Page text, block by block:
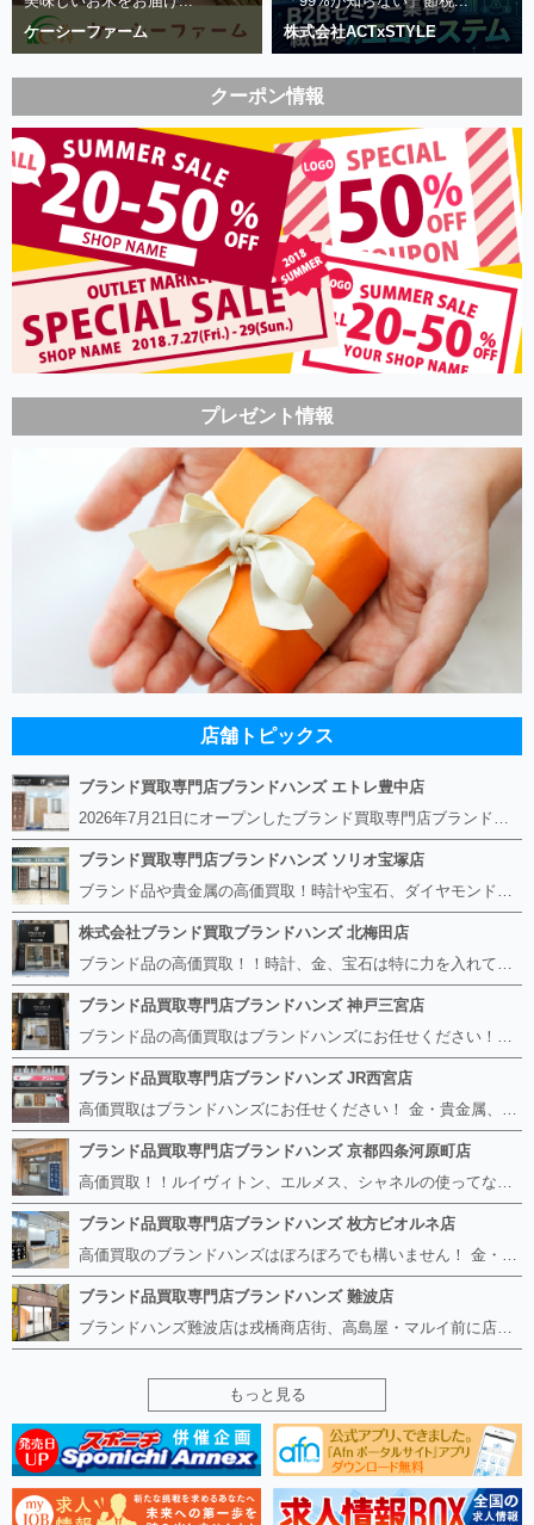
ケーシーファーム
株式会社ACTxSTYLE
クーポン情報
プレゼント情報
店舗トピックス
ブランド買取専門店ブランドハンズ エトレ豊中店
2026年7月21日にオープンしたブランド買取専門店ブランドハンズ エトレ豊中店です。 阪急豊中駅直結のショッピングモール エトレとよなかの１階に店舗がございます。 金・貴金属、ブランド品、時計、宝石などその他ブランド食器や美容機器、ブランド香水や化粧品などの取り扱いもございます。 熟練の鑑定士が親切・丁寧に接客、査定をさせていただきます。 査定だけでもOK。お気軽にご来店下さいませ！
ブランド買取専門店ブランドハンズ ソリオ宝塚店
ブランド品や貴金属の高価買取！時計や宝石、ダイヤモンドなど家に眠っているものがあったら捨てる前にブランドハンズへお越しください。 査定料は無料、お値段が付くものかお調べいたします！ 宅配買取もありますので使っていない古いルイヴィトンのバッグや財布、壊れているオメガの時計、千切れている金のネックレスや指輪、小型家電も取り扱っておりますのでお気軽にご利用下さい☆ その他ブランド食器、銀シルバー製品、美容機器、脱毛器、スマホなど幅広く取り扱っております！
株式会社ブランド買取ブランドハンズ 北梅田店
ブランド品の高価買取！！時計、金、宝石は特に力を入れています！ ルイヴィトン、シャネル、ロレックス、エルメスはもちろん、グッチ、プラダ、セリーヌ、フェンディなどなど、 その他ブランド食器、銀シルバー製品、美容機器、脱毛器、スマホなど幅広く取り扱っているので まずは無料査定にお越しください！ 手数料は全て無料！全国対応の宅配買取も行っておりますのでお気軽にご連絡下さい！
ブランド品買取専門店ブランドハンズ 神戸三宮店
ブランド品の高価買取はブランドハンズにお任せください！！ 高騰し続けている金・貴金属はもちろん、ルイヴィトン、エルメス、シャネル、ロレックスは特に力を入れております。 その他ブランド食器、銀シルバー製品、美容機器、脱毛器、スマホなど幅広く取り扱っております！ 鑑定士は経験豊富で親切丁寧な対応を心がけております。 鑑定書がないものでもしっかり見させて頂きます。
ブランド品買取専門店ブランドハンズ JR西宮店
高価買取はブランドハンズにお任せください！ 金・貴金属、ルイヴィトン、エルメス、シャネル、ロレックスは特に力を入れておりますが、 他店で断られたボロボロになったバッグや財布、壊れたブランド品、時計、千切れた貴金属もお買取り可能です。 経験豊富な鑑定士が宝石やダイヤモンドの鑑定書がないものでもしっかり見させて頂きます。 その他ブランド食器、銀シルバー製品、美容機器、脱毛器、スマホなど幅広く取り扱っております！ 是非お気軽にお越しください。
ブランド品買取専門店ブランドハンズ 京都四条河原町店
高価買取！！ルイヴィトン、エルメス、シャネルの使ってないものなど ブランドハンズならボロボロでも構いません。 他店に断られたものも当店ならお買取り可能です！ ロレックスやフェンディ、グッチも大歓迎です！ ブランド品や貴金属、時計、宝石、ダイヤモンドは特に高価買取ですのでお査定だけでもお待ちしております。
ブランド品買取専門店ブランドハンズ 枚方ビオルネ店
高価買取のブランドハンズはぼろぼろでも構いません！ 金・貴金属、ルイヴィトンやエルメス、シャネルの使ってないものはございませんか？ 他店に断られたものも当店ならお買取り可能です！ ロレックスやフェンディ、グッチも大歓迎！ ブランド品や貴金属、時計、宝石、ダイヤモンドは特に高価買取ですがブランド食器、スマホ、美容機器、銀製品など幅広く取り扱っております。
ブランド品買取専門店ブランドハンズ 難波店
ブランドハンズ難波店は戎橋商店街、高島屋・マルイ前に店舗があります！ ボロボロのルイヴィトン、エルメス、シャネルも高価買取！！ ぼろぼろのものでもブランドハンズなら高くお買取り致します！ ブランド香水や化粧品、動かない時計、ロレックスは特に高価買取です。 貴金属や宝石、ダイヤモンドの鑑定書がないものでもしっかり見させて頂きます。 是非お気軽にお越しください。
もっと見る